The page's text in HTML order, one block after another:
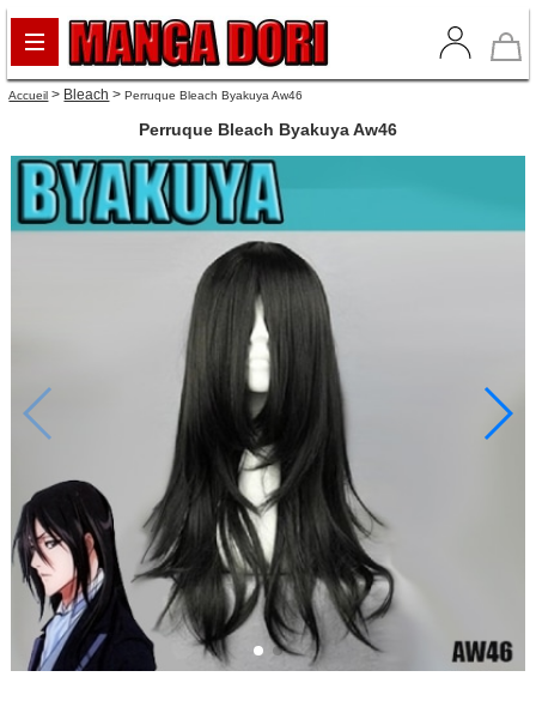
Accueil > Bleach >Perruque Bleach Byakuya Aw46
Perruque Bleach Byakuya Aw46